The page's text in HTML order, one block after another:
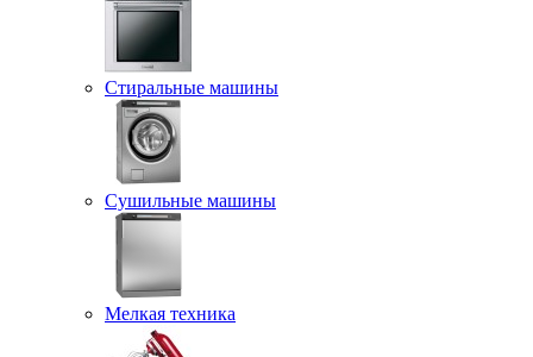
Стиральные машины
Сушильные машины
Мелкая техника